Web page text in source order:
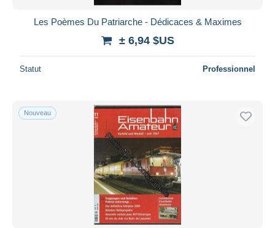
Les Poèmes Du Patriarche - Dédicaces & Maximes
± 6,94 $US
Statut Professionnel
Nouveau